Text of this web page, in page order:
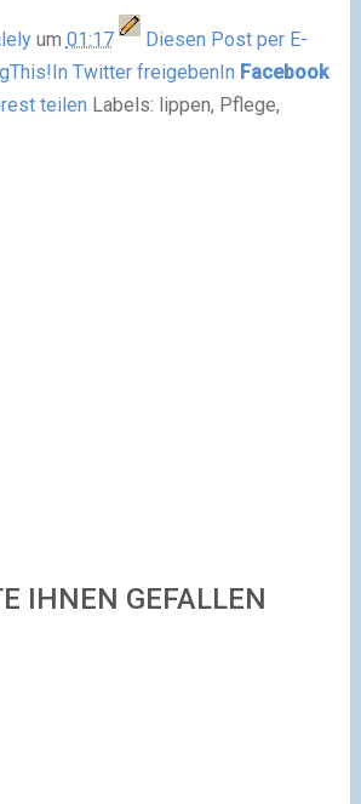
um 01:17
Diesen Post per E-
In Twitter freigebenIn Facebook
teilen Labels: lippen, Pflege,
IHNEN GEFALLEN